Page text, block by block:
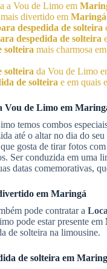
a Vou de Limo em
mais divertido em Maringá
despedida de solteira
despedida de solteira
solteira mais charmosa em
solteira da Vou de Limo
de solteira e em quais
Vou de Limo em
temos combos
até o altar no dia do seu
gosta de tirar fotos
Ser conduzida em uma
datas comemorativas,
em Maringá
pode contratar a
pode estar presente em
de solteira na limousine.
de solteira em